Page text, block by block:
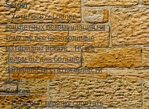
Sergei
Хотелось бы более
конкретных рекомендаций на
тему где все необходимые
материалы искать... Ну и в
целом бы для большей
наглядности статьи вынести
все н...
Сергей
Если бы стиралку спрятать